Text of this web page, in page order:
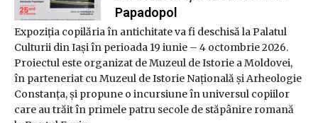
Expoziția copilăria în antichitate va fi deschisă la Palatul
Culturii din Iași în perioada 19 iunie – 4 octombrie 2026.
Proiectul este organizat de Muzeul de Istorie a Moldovei,
în parteneriat cu Muzeul de Istorie Națională și Arheologie
Constanța, și propune o incursiune în universul copiilor
care au trăit în primele patru secole de stăpânire romană
Papadopol